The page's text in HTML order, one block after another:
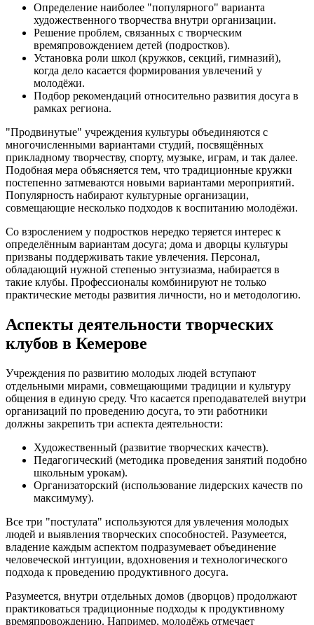
Определение наиболее "популярного" варианта
художественного творчества внутри организации.
Решение проблем, связанных с творческим
времяпровождением детей (подростков).
Установка роли школ (кружков, секций, гимназий),
когда дело касается формирования увлечений у
молодёжи.
Подбор рекомендаций относительно развития досуга в
рамках региона.
"Продвинутые" учреждения культуры объединяются с
многочисленными вариантами студий, посвящённых
прикладному творчеству, спорту, музыке, играм, и так далее.
Подобная мера объясняется тем, что традиционные кружки
постепенно затмеваются новыми вариантами мероприятий.
Популярность набирают культурные организации,
совмещающие несколько подходов к воспитанию молодёжи.
Со взрослением у подростков нередко теряется интерес к
определённым вариантам досуга; дома и дворцы культуры
призваны поддерживать такие увлечения. Персонал,
обладающий нужной степенью энтузиазма, набирается в
такие клубы. Профессионалы комбинируют не только
практические методы развития личности, но и методологию.
Аспекты деятельности творческих
клубов в Кемерове
Учреждения по развитию молодых людей вступают
отдельными мирами, совмещающими традиции и культуру
общения в единую среду. Что касается преподавателей внутри
организаций по проведению досуга, то эти работники
должны закрепить три аспекта деятельности:
Художественный (развитие творческих качеств).
Педагогический (методика проведения занятий подобно
школьным урокам).
Организаторский (использование лидерских качеств по
максимуму).
Все три "постулата" используются для увлечения молодых
людей и выявления творческих способностей. Разумеется,
владение каждым аспектом подразумевает объединение
человеческой интуиции, вдохновения и технологического
подхода к проведению продуктивного досуга.
Разумеется, внутри отдельных домов (дворцов) продолжают
практиковаться традиционные подходы к продуктивному
времяпровождению. Например, молодёжь отмечает